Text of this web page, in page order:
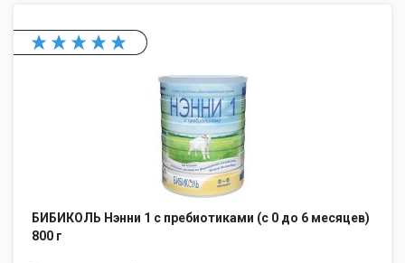
БИБИКОЛЬ Нэнни 1 с пребиотиками (с 0 до 6 месяцев)
800 г